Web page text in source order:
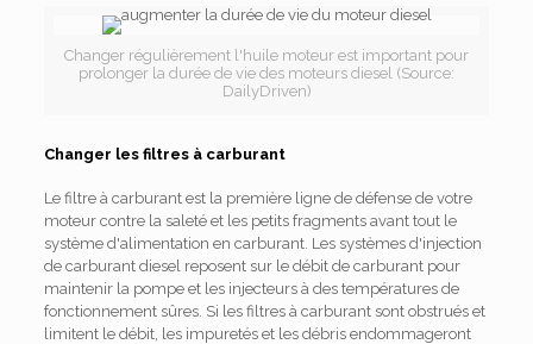
Changer régulièrement l'huile moteur est important pour
prolonger la durée de vie des moteurs diesel (Source:
DailyDriven)
Changer les filtres à carburant
Le filtre à carburant est la première ligne de défense de votre
moteur contre la saleté et les petits fragments avant tout le
système d'alimentation en carburant. Les systèmes d'injection
de carburant diesel reposent sur le débit de carburant pour
maintenir la pompe et les injecteurs à des températures de
fonctionnement sûres. Si les filtres à carburant sont obstrués et
limitent le débit, les impuretés et les débris endommageront